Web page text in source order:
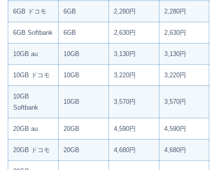
6GB ドコモ 6GB 2,280円 2,280円
6GB Softbank 6GB 2,630円 2,630円
10GB au 10GB 3,130円 3,130円
10GB ドコモ 10GB 3,220円 3,220円
10GB
Softbank
10GB 3,570円 3,570円
20GB au 20GB 4,590円 4,590円
20GB ドコモ 20GB 4,680円 4,680円